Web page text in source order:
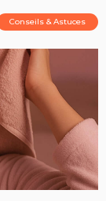
Conseils & Astuces